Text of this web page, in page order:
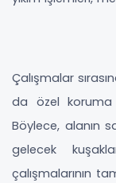
Çalışmalar
da özel koruma
Böylece, alanın
gelecek
çalışmalarının